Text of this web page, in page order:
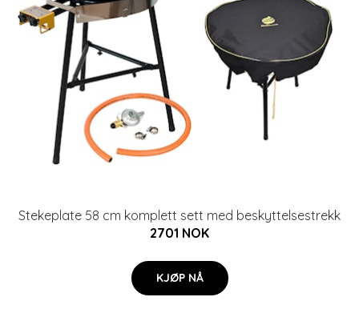
Stekeplate 58 cm komplett sett med beskyttelsestrekk
2701 NOK
KJØP NÅ